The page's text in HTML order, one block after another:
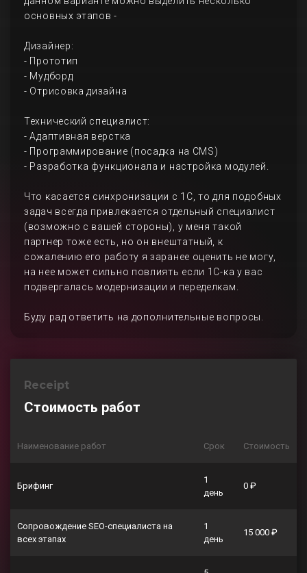
основных этапов -
Дизайнер:
- Прототип
- Мудборд
- Отрисовка дизайна
Технический специалист:
- Адаптивная верстка
- Программирование (посадка на CMS)
- Разработка функционала и настройка модулей.
Что касается синхронизации с 1С, то для подобных
задач всегда привлекается отдельный специалист
(возможно с вашей стороны), у меня такой
партнер тоже есть, но он внештатный, к
сожалению его работу я заранее оценить не могу,
на нее может сильно повлиять если 1С-ка у вас
подвергалась модернизации и переделкам.
Буду рад ответить на дополнительные вопросы.
Receipt
Стоимость работ
Наименование работ Срок Стоимость
Брифинг
1
день
0 ₽
Сопровождение SEO-специалиста на
всех этапах
1
день
15 000 ₽